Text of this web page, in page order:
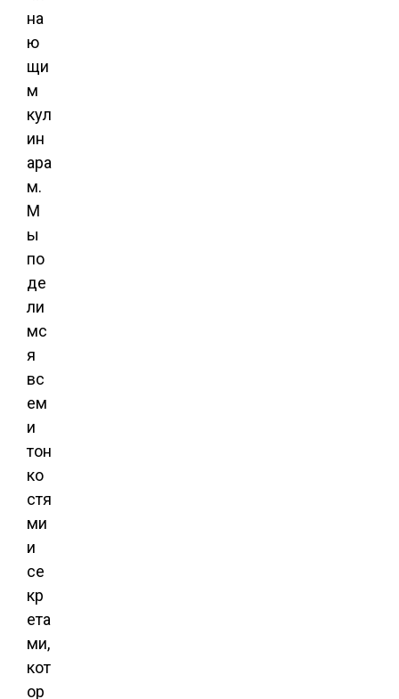
на
ю
щи
м
кул
ин
ара
м.
М
ы
по
де
ли
мс
я
вс
ем
и
тон
ко
стя
ми
и
се
кр
ета
ми,
кот
ор